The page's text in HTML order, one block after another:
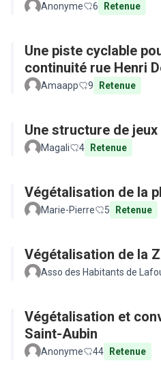
Anonyme 6 Retenue
Une piste cyclable
continuité rue Henri
Amaapp 9 Retenue
Une structure de
Magali 4 Retenue
Végétalisation de la
Marie-Pierre 5 Retenue
Végétalisation de la
Asso des Habitants de
Végétalisation et
Saint-Aubin
Anonyme 44 Retenue